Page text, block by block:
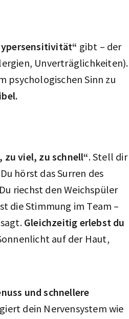
gibt – der
Unverträglichkeiten).
psychologischen Sinn zu
zu viel, zu schnell“. Stell dir
hörst das Surren des
riechst den Weichspüler
die Stimmung im Team –
Gleichzeitig erlebst du
auf der Haut,
und schnellere
dein Nervensystem wie